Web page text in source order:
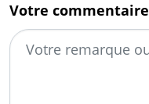
Votre commentaire